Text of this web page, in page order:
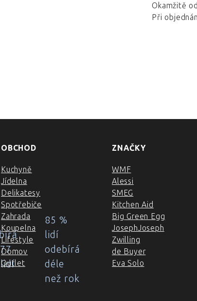
Okamžitě
Při
85 %
lidí
odebírá
déle
než rok
OBCHOD
Kuchyně
Jídelna
Delikatesy
Spotřebiče
Zahrada
Koupelna
Lifestyle
Domov
Outlet
ZNAČKY
WMF
Alessi
SMEG
Kitchen Aid
Big Green Egg
JosephJoseph
Zwilling
de Buyer
Eva Solo